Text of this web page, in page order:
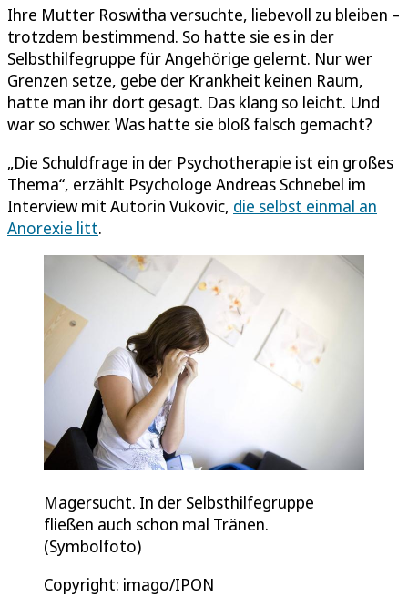
Ihre Mutter Roswitha versuchte, liebevoll zu bleiben –
trotzdem bestimmend. So hatte sie es in der
Selbsthilfegruppe für Angehörige gelernt. Nur wer
Grenzen setze, gebe der Krankheit keinen Raum,
hatte man ihr dort gesagt. Das klang so leicht. Und
war so schwer. Was hatte sie bloß falsch gemacht?
„Die Schuldfrage in der Psychotherapie ist ein großes
Thema“, erzählt Psychologe Andreas Schnebel im
Interview mit Autorin Vukovic, die selbst einmal an
Anorexie litt.
Magersucht. In der Selbsthilfegruppe
fließen auch schon mal Tränen.
(Symbolfoto)
Copyright: imago/IPON